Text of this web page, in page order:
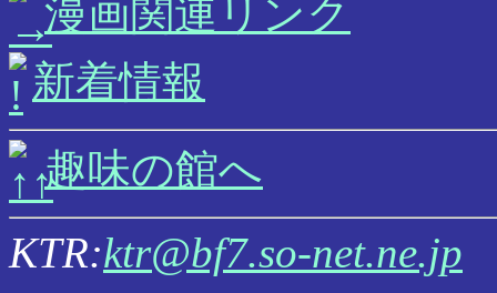
漫画関連リンク
新着情報
趣味の館へ
KTR:ktr@bf7.so-net.ne.jp